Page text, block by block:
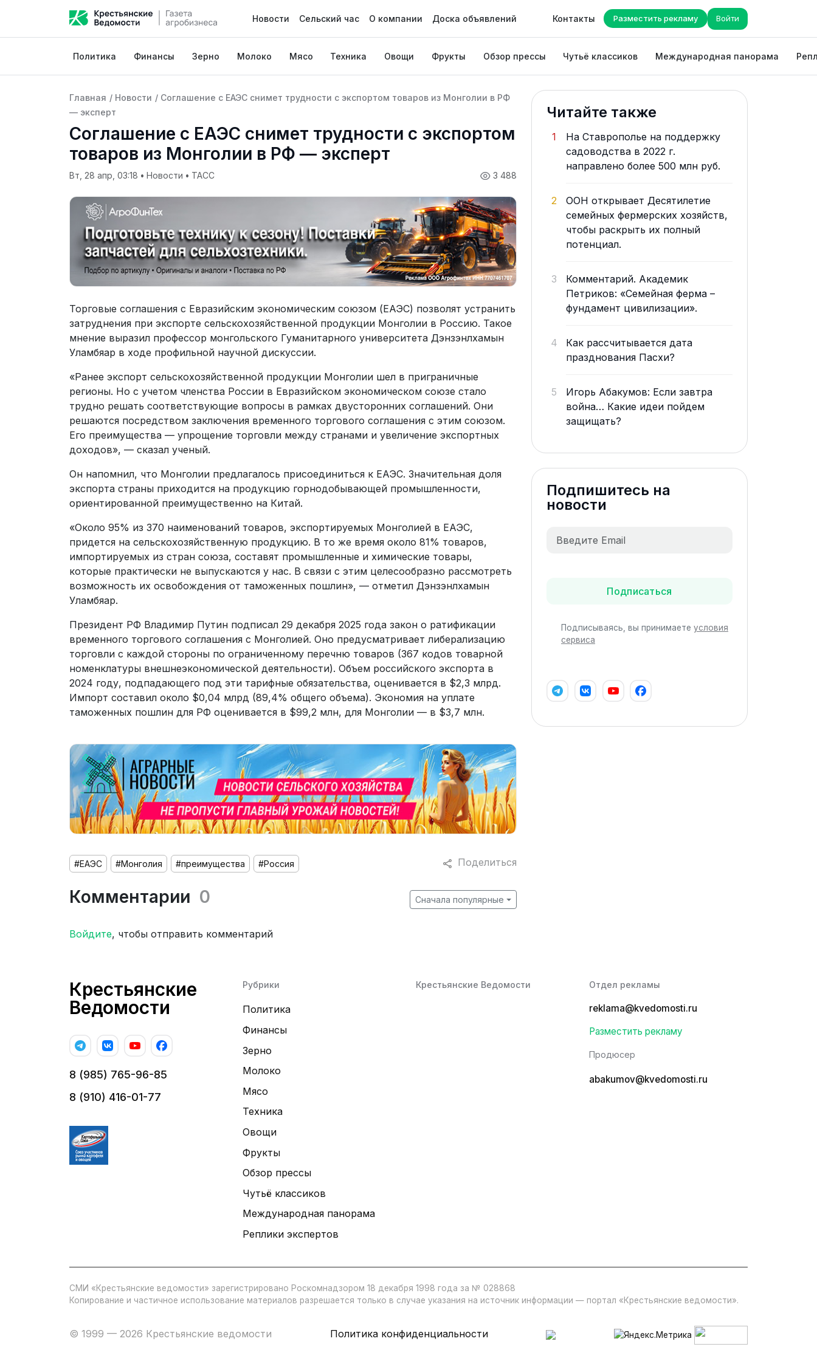
Новости Сельский час О компании Доска объявлений Контакты Разместить рекламу Войти
Политика Финансы Зерно Молоко Мясо Техника Овощи Фрукты Обзор прессы Чутьё классиков Международная панорама
Главная / Новости / Соглашение с ЕАЭС снимет трудности с экспортом товаров из Монголии в РФ
— эксперт
Соглашение с ЕАЭС снимет трудности с экспортом
товаров из Монголии в РФ — эксперт
3 488
Вт, 28 апр, 03:18 • Новости • ТАСС
Торговые соглашения с Евразийским экономическим союзом (ЕАЭС) позволят устранить
затруднения при экспорте сельскохозяйственной продукции Монголии в Россию. Такое
мнение выразил профессор монгольского Гуманитарного университета Дэнзэнлхамын
Уламбяар в ходе профильной научной дискуссии.
«Ранее экспорт сельскохозяйственной продукции Монголии шел в приграничные
регионы. Но с учетом членства России в Евразийском экономическом союзе стало
трудно решать соответствующие вопросы в рамках двусторонних соглашений. Они
решаются посредством заключения временного торгового соглашения с этим союзом.
Его преимущества — упрощение торговли между странами и увеличение экспортных
доходов», — сказал ученый.
Он напомнил, что Монголии предлагалось присоединиться к ЕАЭС. Значительная доля
экспорта страны приходится на продукцию горнодобывающей промышленности,
ориентированной преимущественно на Китай.
«Около 95% из 370 наименований товаров, экспортируемых Монголией в ЕАЭС,
придется на сельскохозяйственную продукцию. В то же время около 81% товаров,
импортируемых из стран союза, составят промышленные и химические товары,
которые практически не выпускаются у нас. В связи с этим целесообразно рассмотреть
возможность их освобождения от таможенных пошлин», — отметил Дэнзэнлхамын
Уламбяар.
Президент РФ Владимир Путин подписал 29 декабря 2025 года закон о ратификации
временного торгового соглашения с Монголией. Оно предусматривает либерализацию
торговли с каждой стороны по ограниченному перечню товаров (367 кодов товарной
номенклатуры внешнеэкономической деятельности). Объем российского экспорта в
2024 году, подпадающего под эти тарифные обязательства, оценивается в $2,3 млрд.
Импорт составил около $0,04 млрд (89,4% общего объема). Экономия на уплате
таможенных пошлин для РФ оценивается в $99,2 млн, для Монголии — в $3,7 млн.
Поделиться
#ЕАЭС #Монголия #преимущества #Россия
Комментарии 0 Сначала популярные
Войдите, чтобы отправить комментарий
Читайте также
1
На Ставрополье на поддержку
садоводства в 2022 г.
направлено более 500 млн руб.
2
ООН открывает Десятилетие
семейных фермерских хозяйств,
чтобы раскрыть их полный
потенциал.
3
Комментарий. Академик
Петриков: «Семейная ферма –
фундамент цивилизации».
4
Как рассчитывается дата
празднования Пасхи?
5
Игорь Абакумов: Если завтра
война… Какие идеи пойдем
защищать?
Подпишитесь на
новости
Подписаться
Подписываясь, вы принимаете условия
сервиса
Крестьянские
Ведомости
8 (985) 765-96-85
8 (910) 416-01-77
Рубрики
Политика
Финансы
Зерно
Молоко
Мясо
Техника
Овощи
Фрукты
Обзор прессы
Чутьё классиков
Международная панорама
Реплики экспертов
Крестьянские Ведомости Отдел рекламы
reklama@kvedomosti.ru
Разместить рекламу
Продюсер
abakumov@kvedomosti.ru
СМИ «Крестьянские ведомости» зарегистрировано Роскомнадзором 18 декабря 1998 года за № 028868
Копирование и частичное использование материалов разрешается только в случае указания на источник информации — портал «Крестьянские ведомости».
© 1999 — 2026 Крестьянские ведомости Политика конфиденциальности